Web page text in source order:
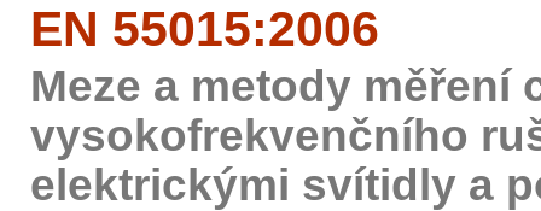
EN 55015:2006
Meze a metody měření
vysokofrekvenčního
elektrickými svítidly a